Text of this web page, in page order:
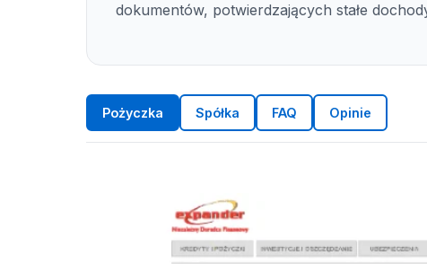
dokumentów, potwierdzających stałe
Pożyczka Spółka FAQ Opinie